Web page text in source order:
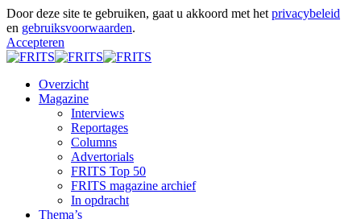
Door deze site te gebruiken, gaat u akkoord met het privacybeleid
en gebruiksvoorwaarden.
Accepteren
Overzicht
Magazine
Interviews
Reportages
Columns
Advertorials
FRITS Top 50
FRITS magazine archief
In opdracht
Thema’s